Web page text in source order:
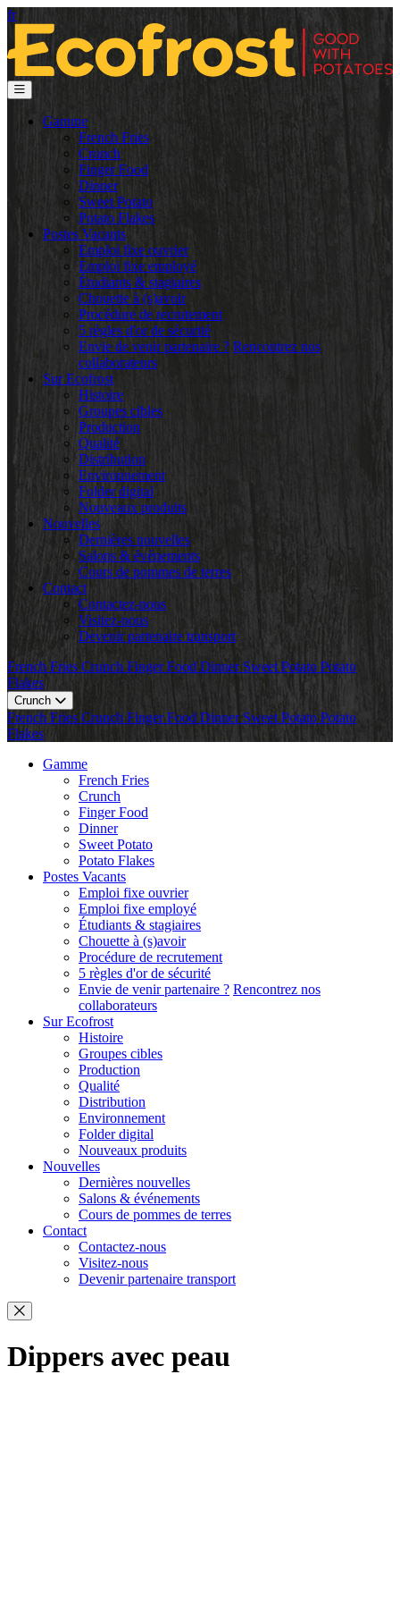
fr
Gamme
French Fries
Crunch
Finger Food
Dinner
Sweet Potato
Potato Flakes
Postes Vacants
Emploi fixe ouvrier
Emploi fixe employé
Étudiants & stagiaires
Chouette à (s)avoir
Procédure de recrutement
5 règles d'or de sécurité
Envie de venir partenaire ? Rencontrez nos
collaborateurs
Sur Ecofrost
Histoire
Groupes cibles
Production
Qualité
Distribution
Environnement
Folder digital
Nouveaux produits
Nouvelles
Dernières nouvelles
Salons & événements
Cours de pommes de terres
Contact
Contactez-nous
Visitez-nous
Devenir partenaire transport
French Fries Crunch Finger Food Dinner Sweet Potato Potato
Flakes
Crunch
French Fries Crunch Finger Food Dinner Sweet Potato Potato
Flakes
Gamme
French Fries
Crunch
Finger Food
Dinner
Sweet Potato
Potato Flakes
Postes Vacants
Emploi fixe ouvrier
Emploi fixe employé
Étudiants & stagiaires
Chouette à (s)avoir
Procédure de recrutement
5 règles d'or de sécurité
Envie de venir partenaire ? Rencontrez nos
collaborateurs
Sur Ecofrost
Histoire
Groupes cibles
Production
Qualité
Distribution
Environnement
Folder digital
Nouveaux produits
Nouvelles
Dernières nouvelles
Salons & événements
Cours de pommes de terres
Contact
Contactez-nous
Visitez-nous
Devenir partenaire transport
Dippers avec peau